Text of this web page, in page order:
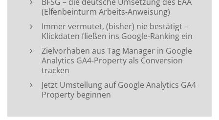
(Elfenbeinturm Arbeits-Anweisung)
Immer vermutet, (bisher) nie bestätigt –
Klickdaten fließen ins Google-Ranking ein
Zielvorhaben aus Tag Manager in Google
Analytics GA4-Property als Conversion
tracken
Jetzt Umstellung auf Google Analytics GA4
Property beginnen